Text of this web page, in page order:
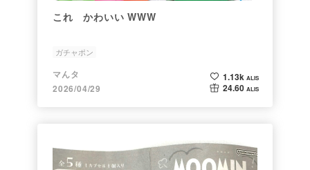
これ かわいい WWW
ガチャポン
マんタ
2026/04/29
1.13k ALIS
24.60 ALIS